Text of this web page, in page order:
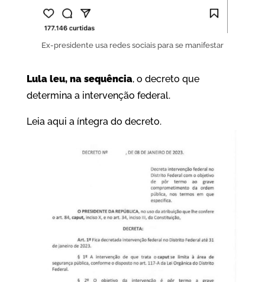
Ex-presidente usa redes sociais para se manifestar
Lula leu, na sequência, o decreto que
determina a intervenção federal.
Leia aqui a íntegra do decreto.